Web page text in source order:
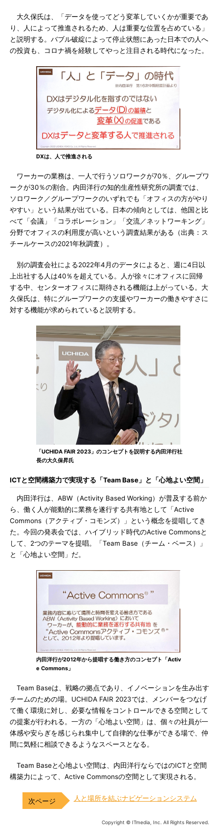
大久保氏は、「データを使ってどう変革していくかが重要であ
り、人によって推進されるため、人は重要な位置を占めている」
と説明する。バブル破綻によって停止状態にあった日本での人へ
の投資も、コロナ禍を経験してやっと注目される時代になった。
DXは、人で推進される
ワーカーの業務は、一人で行うソロワークが70％、グループワ
ークが30％の割合。内田洋行の知的生産性研究所の調査では、
ソロワーク／グループワークのいずれでも「オフィスの方がやり
やすい」という結果が出ている。日本の傾向としては、他国と比
べて「会議」「コラボレーション」「交流／ネットワーキング」
分野でオフィスの利用度が高いという調査結果がある（出典：ス
チールケースの2021年秋調査）。
別の調査会社による2022年4月のデータによると、週に4日以
上出社する人は40％を超えている。人が徐々にオフィスに回帰
する中、センターオフィスに期待される機能は上がっている。大
久保氏は、特にグループワークの支援やワーカーの働きやすさに
対する機能が求められていると説明する。
「UCHIDA FAIR 2023」のコンセプトを説明する内田洋行社
長の大久保昇氏
ICTと空間構築力で実現する「Team Base」と「心地よい空間」
内田洋行は、ABW（Activity Based Working）が普及する前か
ら、働く人が能動的に業務を遂行する共有地として「Active
Commons（アクティブ・コモンズ）」という概念を提唱してき
た。今回の発表会では、ハイブリッド時代のActive Commonsと
して、2つのテーマを提唱。「Team Base（チーム・ベース）」
と「心地よい空間」だ。
内田洋行が2012年から提唱する働き方のコンセプト「Activ
e Commons」
Team Baseは、戦略の拠点であり、イノベーションを生み出す
チームのための場。UCHIDA FAIR 2023では、メンバーをつなげ
て働く環境に対し、必要な情報をコントロールできる空間として
の提案が行われる。一方の「心地よい空間」は、個々の社員が一
体感や安らぎを感じられ集中して自律的な仕事ができる場で、仲
間に気軽に相談できるようなスペースとなる。
Team Baseと心地よい空間は、内田洋行ならではのICTと空間
構築力によって、Active Commonsの空間として実現される。
人と場所を結ぶナビゲーションシステム
Copyright © ITmedia, Inc. All Rights Reserved.